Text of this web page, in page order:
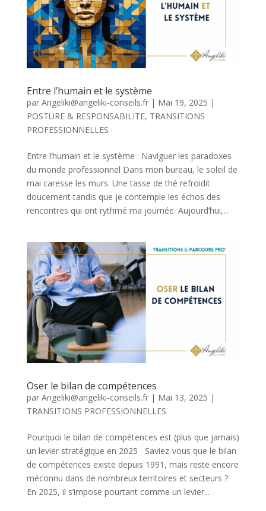
Entre l’humain et le système
par Angeliki@angeliki-conseils.fr| Mai 19, 2025 |
POSTURE & RESPONSABILITE, TRANSITIONS
PROFESSIONNELLES
Entre l’humain et le système : Naviguer les paradoxes
du monde professionnel Dans mon bureau, le soleil de
mai caresse les murs. Une tasse de thé refroidit
doucement tandis que je contemple les échos des
rencontres qui ont rythmé ma journée. Aujourd’hui,...
Oser le bilan de compétences
par Angeliki@angeliki-conseils.fr| Mai 13, 2025 |
TRANSITIONS PROFESSIONNELLES
Pourquoi le bilan de compétences est (plus que jamais)
un levier stratégique en 2025 Saviez-vous que le bilan
de compétences existe depuis 1991, mais reste encore
méconnu dans de nombreux territoires et secteurs ?
En 2025, il s’impose pourtant comme un levier...